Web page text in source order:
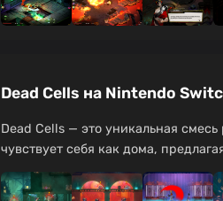
Dead Cells на Nintendo
Dead Cells — это уникальная
чувствует себя как дома,